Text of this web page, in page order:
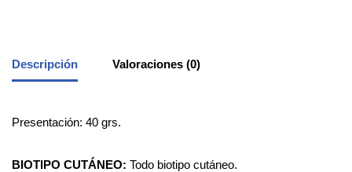
Descripción Valoraciones (0)
Presentación: 40 grs.
BIOTIPO CUTÁNEO: Todo biotipo cutáneo.